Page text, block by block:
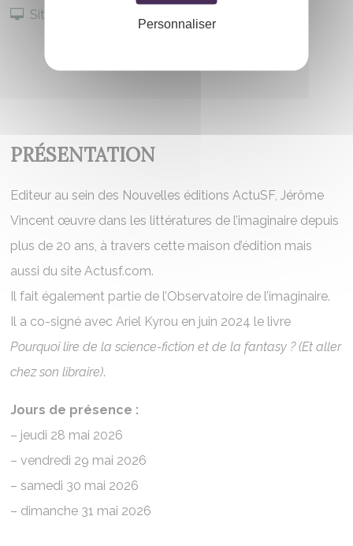
Site internet
PRÉSENTATION
Editeur au sein des Nouvelles éditions ActuSF, Jérôme
Vincent œuvre dans les littératures de l’imaginaire depuis
plus de 20 ans, à travers cette maison d’édition mais
aussi du site Actusf.com.
Il fait également partie de l’Observatoire de l’imaginaire.
Il a co-signé avec Ariel Kyrou en juin 2024 le livre
Pourquoi lire de la science-fiction et de la fantasy ? (Et aller
chez son libraire).
Jours de présence :
– jeudi 28 mai 2026
– vendredi 29 mai 2026
– samedi 30 mai 2026
– dimanche 31 mai 2026
Personnaliser